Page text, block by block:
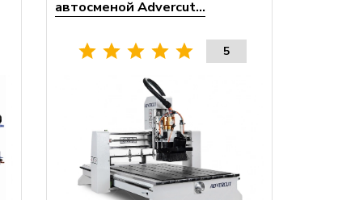
автосменой Advercut...
5